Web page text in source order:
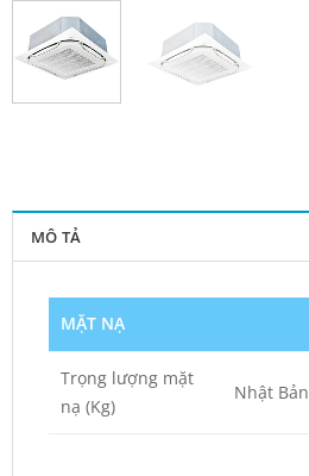
MÔ TẢ
MẶT NẠ
Trọng lượng mặt
nạ (Kg)
Nhật Bản